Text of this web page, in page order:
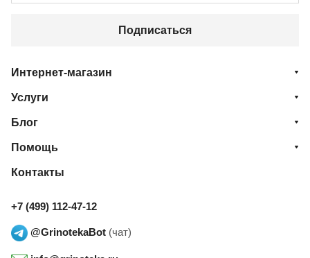
Подписаться
Интернет-магазин
Услуги
Блог
Помощь
Контакты
+7 (499) 112-47-12
@GrinotekaBot (чат)